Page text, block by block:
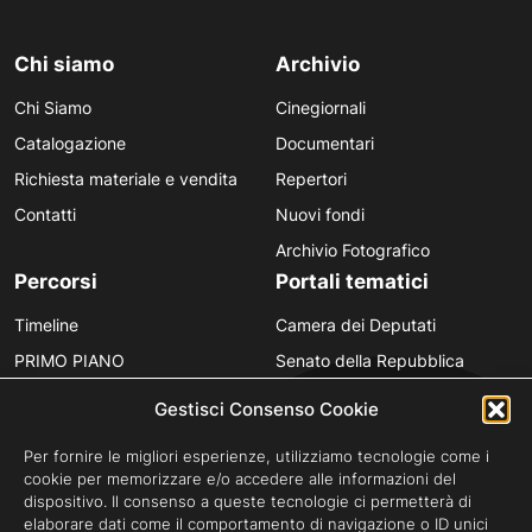
Gestisci Consenso Cookie
Per fornire le migliori esperienze, utilizziamo tecnologie come i
cookie per memorizzare e/o accedere alle informazioni del
dispositivo. Il consenso a queste tecnologie ci permetterà di
elaborare dati come il comportamento di navigazione o ID unici
Chi siamo
Chi Siamo
Catalogazione
Richiesta materiale e vendita
Contatti
Archivio
Cinegiornali
Documentari
Repertori
Nuovi fondi
Archivio Fotografico
Percorsi
Timeline
PRIMO PIANO
Anniversari
Portali tematici
Camera dei Deputati
Senato della Repubblica
Luce per la didattica
Fare gli italiani